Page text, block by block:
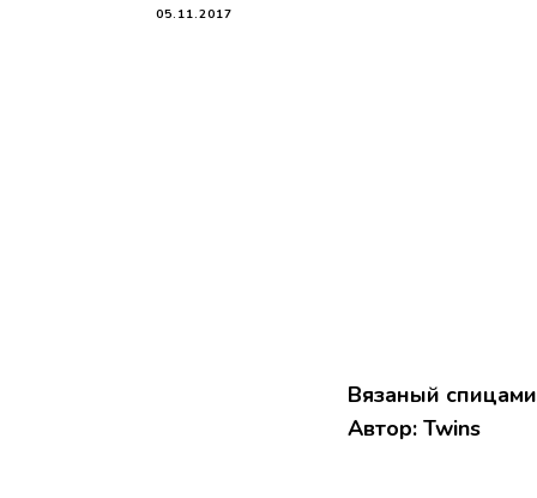
05.11.2017
Вязаный
Автор: Twins